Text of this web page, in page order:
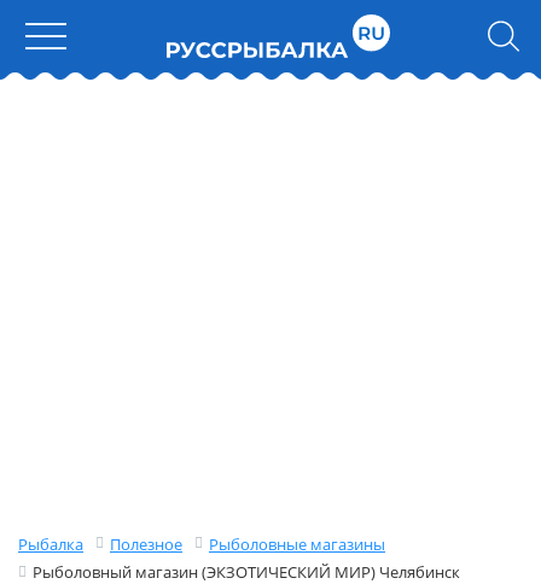
Рыбалка Полезное
Рыболовные магазины
Рыболовный магазин (ЭКЗОТИЧЕСКИЙ МИР) Челябинск